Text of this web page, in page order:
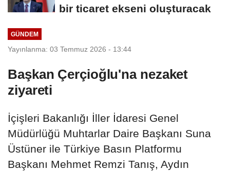
bir ticaret ekseni oluşturacak
GÜNDEM
Yayınlanma: 03 Temmuz 2026 - 13:44
Başkan Çerçioğlu'na nezaket
ziyareti
İçişleri Bakanlığı İller İdaresi Genel
Müdürlüğü Muhtarlar Daire Başkanı Suna
Üstüner ile Türkiye Basın Platformu
Başkanı Mehmet Remzi Tanış, Aydın